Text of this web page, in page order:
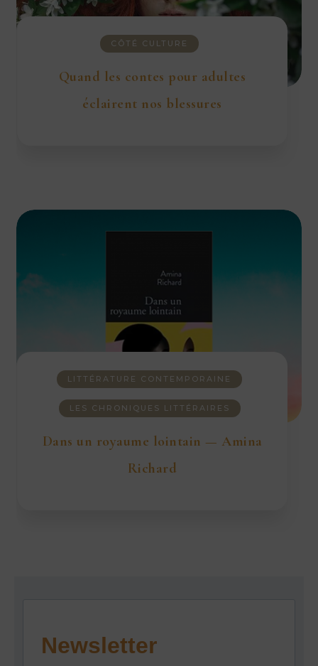
CÔTÉ CULTURE
Quand les contes pour adultes
éclairent nos blessures
LITTÉRATURE CONTEMPORAINE
LES CHRONIQUES LITTÉRAIRES
Dans un royaume lointain — Amina
Richard
Newsletter